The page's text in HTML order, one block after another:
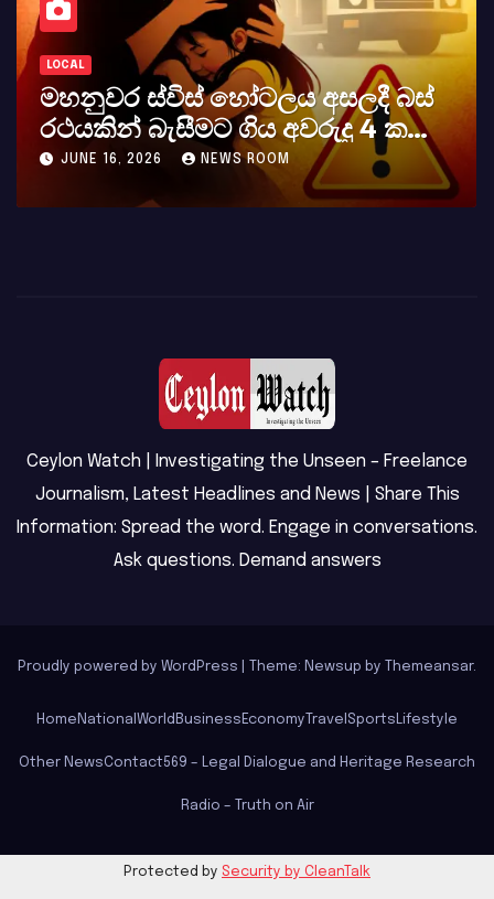
LOCAL
මහනුවර ස්විස් හෝටලය අසලදී බස්
රථයකින් බැසීමට ගිය අවරුදු 4 ක
මවක් සහ දියණියක් වැටේ
JUNE 16, 2026 NEWS ROOM
Ceylon Watch | Investigating the Unseen – Freelance
Journalism, Latest Headlines and News | Share This
Information: Spread the word. Engage in conversations.
Ask questions. Demand answers
Proudly powered by WordPress Theme: Newsup by Themeansar.
Home National World Business Economy Travel Sports Lifestyle
Other NewsContact569 – Legal Dialogue and Heritage Research
Radio – Truth on Air
Protected by Security by CleanTalk